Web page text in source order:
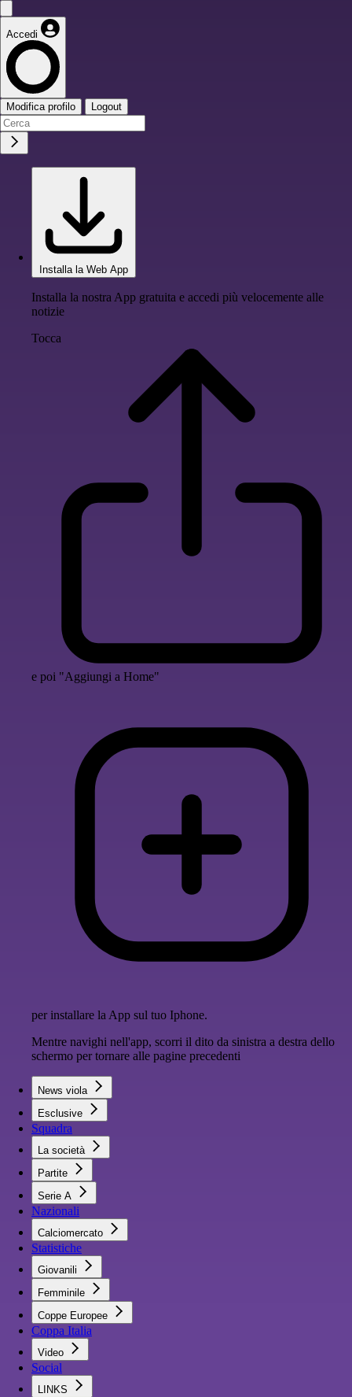
Accedi
Modifica profilo Logout
Installa la Web App
Installa la nostra App gratuita e accedi più velocemente alle
notizie
Tocca
e poi "Aggiungi a Home"
per installare la App sul tuo Iphone.
Mentre navighi nell'app, scorri il dito da sinistra a destra dello
schermo per tornare alle pagine precedenti
News viola
Esclusive
Squadra
La società
Partite
Serie A
Nazionali
Calciomercato
Statistiche
Giovanili
Femminile
Coppe Europee
Coppa Italia
Video
Social
LINKS